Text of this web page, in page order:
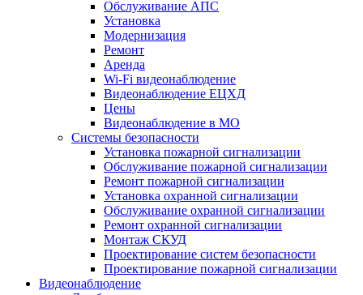
Обслуживание АПС
Установка
Модернизация
Ремонт
Аренда
Wi-Fi видеонаблюдение
Видеонаблюдение ЕЦХД
Цены
Видеонаблюдение в МО
Системы безопасности
Установка пожарной сигнализации
Обслуживание пожарной сигнализации
Ремонт пожарной сигнализации
Установка охранной сигнализации
Обслуживание охранной сигнализации
Ремонт охранной сигнализации
Монтаж СКУД
Проектирование систем безопасности
Проектирование пожарной сигнализации
Видеонаблюдение